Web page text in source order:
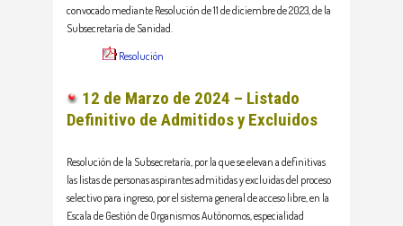
convocado mediante Resolución de 11 de diciembre de 2023, de la
Subsecretaría de Sanidad.
Resolución
12 de Marzo de 2024 – Listado
Definitivo de Admitidos y Excluidos
Resolución de la Subsecretaría, por la que se elevan a definitivas
las listas de personas aspirantes admitidas y excluidas del proceso
selectivo para ingreso, por el sistema general de acceso libre, en la
Escala de Gestión de Organismos Autónomos, especialidad